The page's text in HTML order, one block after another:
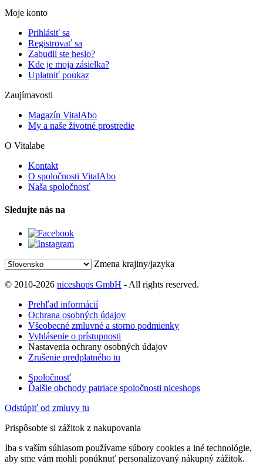
Moje konto
Prihlásiť sa
Registrovať sa
Zabudli ste heslo?
Kde je moja zásielka?
Uplatniť poukaz
Zaujímavosti
Magazín VitalAbo
My a naše životné prostredie
O Vitalabe
Kontakt
O spoločnosti VitalAbo
Naša spoločnosť
Sledujte nás na
Zmena krajiny/jazyka
© 2010-2026 niceshops GmbH - All rights reserved.
Prehľad informácií
Ochrana osobných údajov
Všeobecné zmluvné a storno podmienky
Vyhlásenie o prístupnosti
Nastavenia ochrany osobných údajov
Zrušenie predplatného tu
Spoločnosť
Ďalšie obchody patriace spoločnosti niceshops
Odstúpiť od zmluvy tu
Prispôsobte si zážitok z nakupovania
Iba s vaším súhlasom používame súbory cookies a iné technológie,
aby sme vám mohli ponúknuť personalizovaný nákupný zážitok.